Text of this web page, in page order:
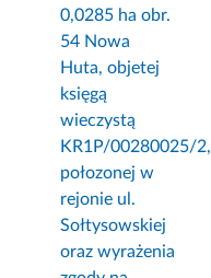
0,0285 ha obr.
54 Nowa
Huta, objetej
księgą
wieczystą
KR1P/00280025/2,
połozonej w
rejonie ul.
Sołtysowskiej
oraz wyrażenia